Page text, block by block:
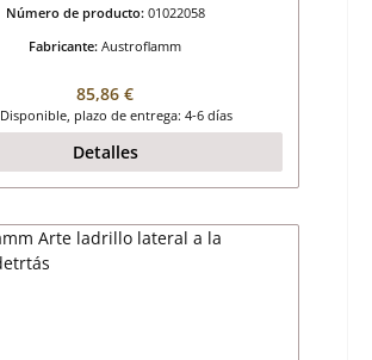
Número de producto: 01022058
Fabricante: Austroflamm
Precio normal:
85,86 €
Disponible, plazo de entrega: 4-6 días
Detalles